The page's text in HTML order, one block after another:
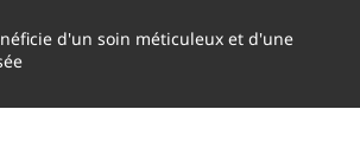
d'un soin méticuleux et d'une